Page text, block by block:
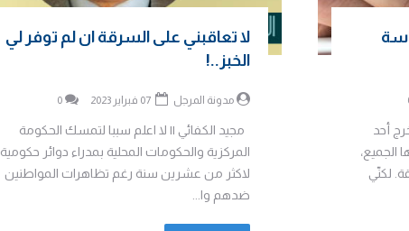
أحد
الجميع،
لكنّي
لا تعاقبني على السرقة ان لم توفر لي
الخبز..!
مدونة المرجل 07 فبراير 2023 0
مجيد الكفائي || لا اعلم سببا لتمسك الحكومة
المركزية والحكومات المحلية بمدراء دوائر حكومية
لاكثر من عشرين سنة رغم تظاهرات المواطنين
ضدهم وا...